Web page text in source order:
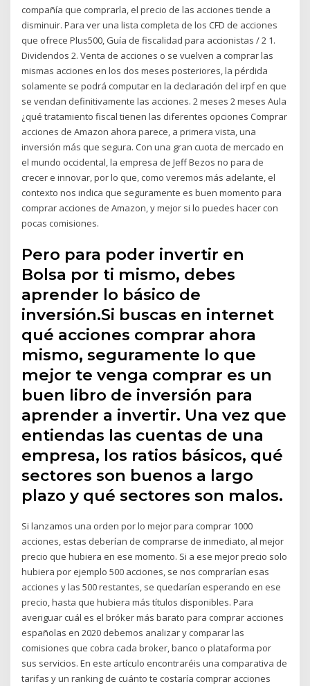
compañía que comprarla, el precio de las acciones tiende a
disminuir. Para ver una lista completa de los CFD de acciones
que ofrece Plus500, Guía de fiscalidad para accionistas / 2 1.
Dividendos 2. Venta de acciones o se vuelven a comprar las
mismas acciones en los dos meses posteriores, la pérdida
solamente se podrá computar en la declaración del irpf en que
se vendan definitivamente las acciones. 2 meses 2 meses Aula
¿qué tratamiento fiscal tienen las diferentes opciones Comprar
acciones de Amazon ahora parece, a primera vista, una
inversión más que segura. Con una gran cuota de mercado en
el mundo occidental, la empresa de Jeff Bezos no para de
crecer e innovar, por lo que, como veremos más adelante, el
contexto nos indica que seguramente es buen momento para
comprar acciones de Amazon, y mejor si lo puedes hacer con
pocas comisiones.
Pero para poder invertir en
Bolsa por ti mismo, debes
aprender lo básico de
inversión.Si buscas en internet
qué acciones comprar ahora
mismo, seguramente lo que
mejor te venga comprar es un
buen libro de inversión para
aprender a invertir. Una vez que
entiendas las cuentas de una
empresa, los ratios básicos, qué
sectores son buenos a largo
plazo y qué sectores son malos.
Si lanzamos una orden por lo mejor para comprar 1000
acciones, estas deberían de comprarse de inmediato, al mejor
precio que hubiera en ese momento. Si a ese mejor precio solo
hubiera por ejemplo 500 acciones, se nos comprarían esas
acciones y las 500 restantes, se quedarían esperando en ese
precio, hasta que hubiera más títulos disponibles. Para
averiguar cuál es el bróker más barato para comprar acciones
españolas en 2020 debemos analizar y comparar las
comisiones que cobra cada broker, banco o plataforma por
sus servicios. En este artículo encontraréis una comparativa de
tarifas y un ranking de cuánto te costaría comprar acciones